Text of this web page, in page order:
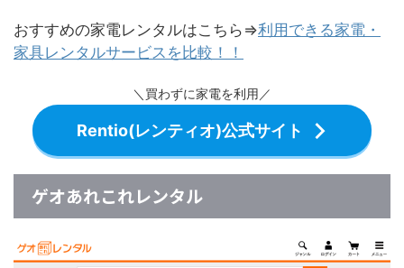
おすすめの家電レンタルはこちら⇒利用できる家電・
家具レンタルサービスを比較！！
＼買わずに家電を利用／
Rentio(レンティオ)公式サイト
ゲオあれこれレンタル